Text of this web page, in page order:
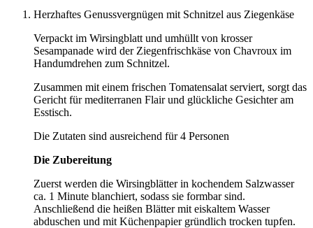
Herzhaftes Genussvergnügen mit Schnitzel aus Ziegenkäse
Verpackt im Wirsingblatt und umhüllt von krosser
Sesampanade wird der Ziegenfrischkäse von Chavroux im
Handumdrehen zum Schnitzel.
Zusammen mit einem frischen Tomatensalat serviert, sorgt das
Gericht für mediterranen Flair und glückliche Gesichter am
Esstisch.
Die Zutaten sind ausreichend für 4 Personen
Die Zubereitung
Zuerst werden die Wirsingblätter in kochendem Salzwasser
ca. 1 Minute blanchiert, sodass sie formbar sind.
Anschließend die heißen Blätter mit eiskaltem Wasser
abduschen und mit Küchenpapier gründlich trocken tupfen.